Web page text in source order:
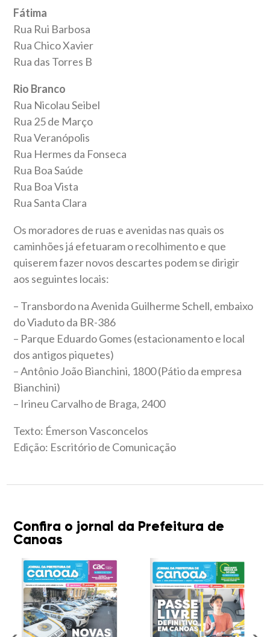
Fátima
Rua Rui Barbosa
Rua Chico Xavier
Rua das Torres B
Rio Branco
Rua Nicolau Seibel
Rua 25 de Março
Rua Veranópolis
Rua Hermes da Fonseca
Rua Boa Saúde
Rua Boa Vista
Rua Santa Clara
Os moradores de ruas e avenidas nas quais os
caminhões já efetuaram o recolhimento e que
quiserem fazer novos descartes podem se dirigir
aos seguintes locais:
– Transbordo na Avenida Guilherme Schell, embaixo
do Viaduto da BR-386
– Parque Eduardo Gomes (estacionamento e local
dos antigos piquetes)
– Antônio João Bianchini, 1800 (Pátio da empresa
Bianchini)
– Irineu Carvalho de Braga, 2400
Texto: Émerson Vasconcelos
Edição: Escritório de Comunicação
Confira o jornal da Prefeitura de
Canoas